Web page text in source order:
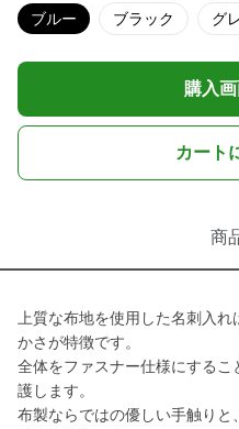
ブルー ブラック グ
購入
カート
商
上質な布地を使用した名刺入
かさが特徴です。
全体をファスナー仕様にする
護します。
布製ならではの優しい手触り